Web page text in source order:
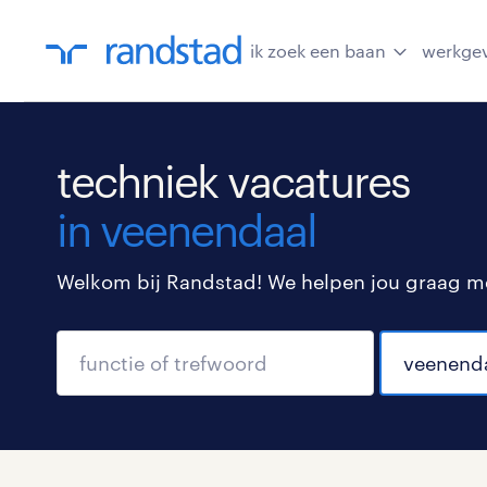
ik zoek een baan
techniek vacatures
in veenendaal
Welkom bij Randstad! We helpen jou graag